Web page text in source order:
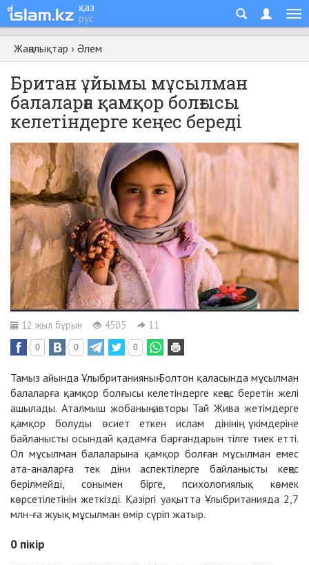
қаз
рус
Жаңалықтар › Әлем
Британ ұйымы мұсылман
балаларға қамқор болғысы
келетіндерге кеңес береді
12 жыл бұрын 4505 11
0 0 0
Тамыз айында Ұлыбританияның Болтон қаласында мұсылман
балаларға қамқор болғысы келетіндерге кеңес беретін желі
ашылады. Аталмыш жобаның авторы Тай Жива жетімдерге
қамқор болуды өсиет еткен ислам дінінің үкімдеріне
байланысты осындай қадамға барғандарын тілге тиек етті.
Ол мұсылман балаларына қамқор болған мұсылман емес
ата-аналарға тек діни аспектілерге байланысты кеңес
берілмейді, сонымен бірге, психологиялық көмек
көрсетілетінін жеткізді. Қазіргі уақытта Ұлыбританияда 2,7
млн-ға жуық мұсылман өмір сүріп жатыр.
0 пікір